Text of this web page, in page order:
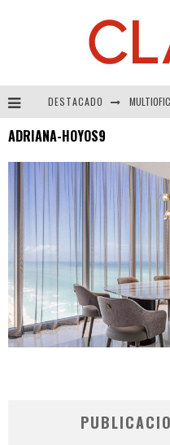
DESTACADO
ADRIANA-HOYOS9